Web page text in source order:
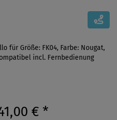
für Größe: FK04, Farbe: Nougat,
incl. Fernbedienung
€ *